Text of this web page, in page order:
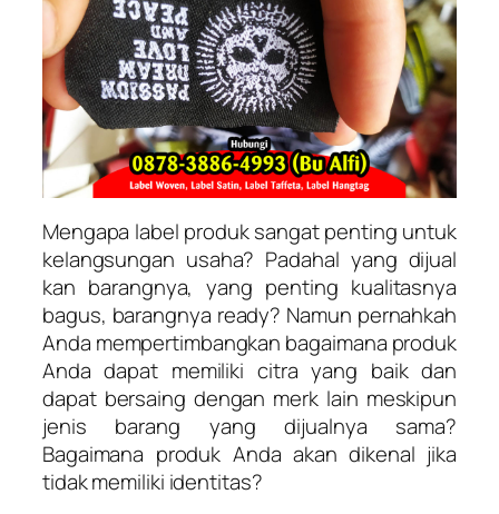
Mengapa label produk sangat penting untuk
kelangsungan usaha? Padahal yang dijual
kan barangnya, yang penting kualitasnya
bagus, barangnya ready? Namun pernahkah
Anda mempertimbangkan bagaimana produk
Anda dapat memiliki citra yang baik dan
dapat bersaing dengan merk lain meskipun
jenis barang yang dijualnya sama?
Bagaimana produk Anda akan dikenal jika
tidak memiliki identitas?